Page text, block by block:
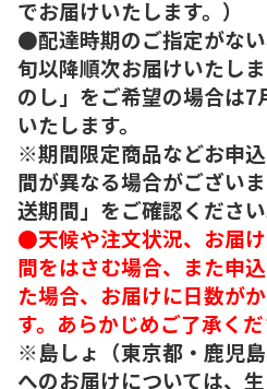
でお届けいたします。）
●配達時期のご指定がな
旬以降順次お届けいたし
のし」をご希望の場合は7
いたします。
※期間限定商品などお申
間が異なる場合がござい
送期間」をご確認ください
●天候や注文状況、お届
間をはさむ場合、また申
た場合、お届けに日数が
す。あらかじめご了承くだ
※島しょ（東京都・鹿児
へのお届けについては、